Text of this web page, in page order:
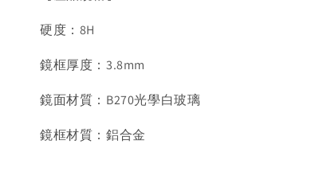
硬度：8H
鏡框厚度：3.8mm
鏡面材質：B270光學白玻璃
鏡框材質：鋁合金